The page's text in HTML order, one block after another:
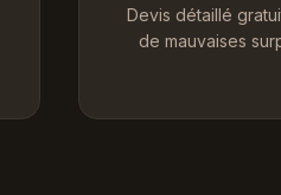
Devis détaillé
de mauvaises